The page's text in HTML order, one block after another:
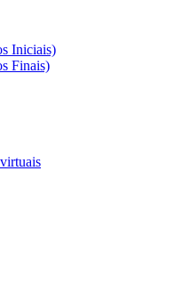
Iniciais)
Finais)